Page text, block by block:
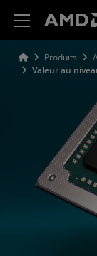
Produits
Valeur au